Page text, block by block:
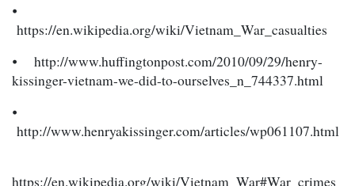
⦁
https://en.wikipedia.org/wiki/Vietnam_War_casualties
⦁ http://www.huffingtonpost.com/2010/09/29/henry-
kissinger-vietnam-we-did-to-ourselves_n_744337.html
⦁
http://www.henryakissinger.com/articles/wp061107.html
https://en.wikipedia.org/wiki/Vietnam_War#War_crimes_